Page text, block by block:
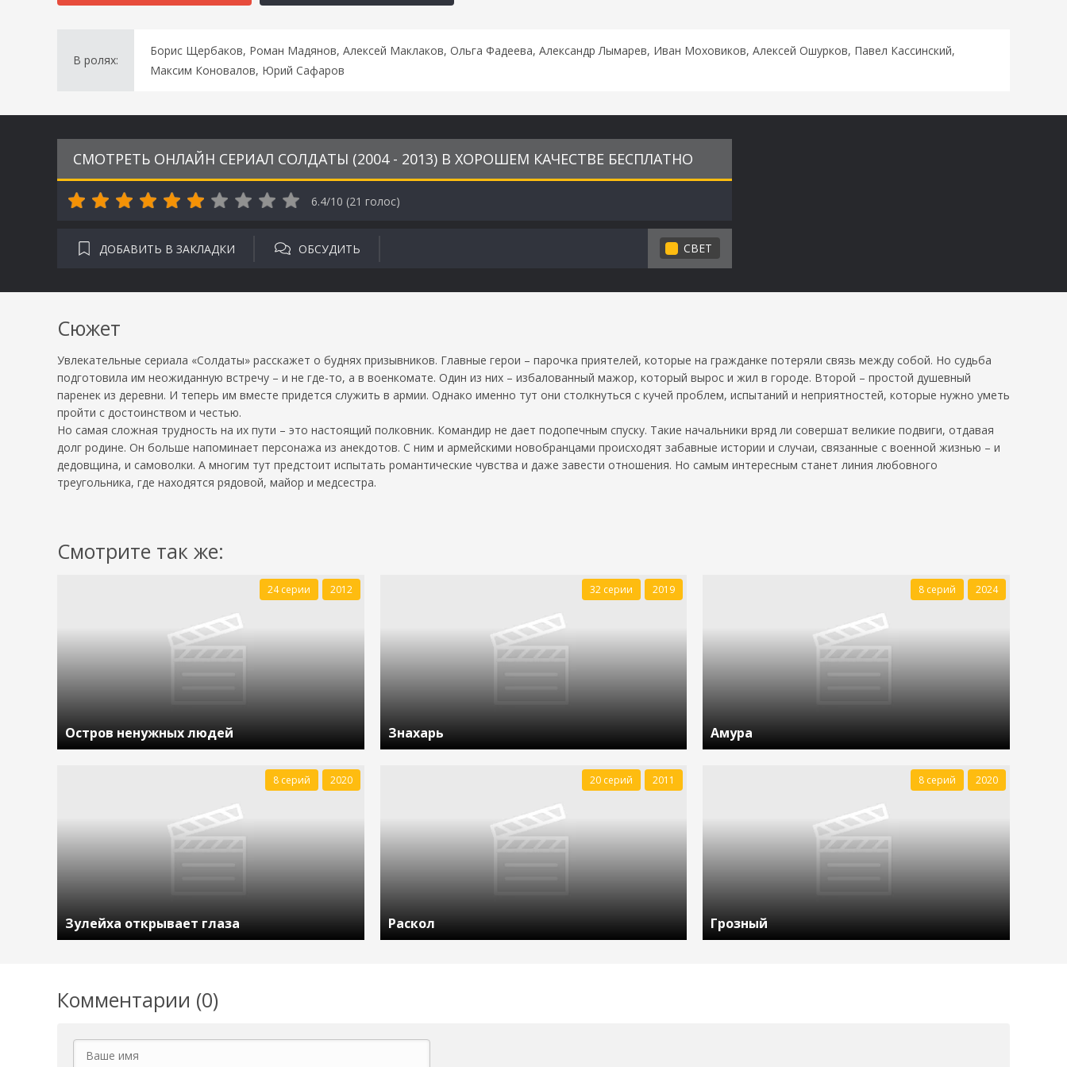
В ролях:
Борис Щербаков, Роман Мадянов, Алексей Маклаков, Ольга Фадеева, Александр Лымарев, Иван Моховиков, Алексей Ошурков, Павел Кассинский,
Максим Коновалов, Юрий Сафаров
СМОТРЕТЬ ОНЛАЙН СЕРИАЛ СОЛДАТЫ (2004 - 2013) В ХОРОШЕМ КАЧЕСТВЕ БЕСПЛАТНО
6.4/10 (21 голос)
ДОБАВИТЬ В ЗАКЛАДКИ ОБСУДИТЬ СВЕТ
Сюжет
Увлекательные сериала «Солдаты» расскажет о буднях призывников. Главные герои – парочка приятелей, которые на гражданке потеряли связь между собой. Но судьба
подготовила им неожиданную встречу – и не где-то, а в военкомате. Один из них – избалованный мажор, который вырос и жил в городе. Второй – простой душевный
паренек из деревни. И теперь им вместе придется служить в армии. Однако именно тут они столкнуться с кучей проблем, испытаний и неприятностей, которые нужно уметь
пройти с достоинством и честью.
Но самая сложная трудность на их пути – это настоящий полковник. Командир не дает подопечным спуску. Такие начальники вряд ли совершат великие подвиги, отдавая
долг родине. Он больше напоминает персонажа из анекдотов. С ним и армейскими новобранцами происходят забавные истории и случаи, связанные с военной жизнью – и
дедовщина, и самоволки. А многим тут предстоит испытать романтические чувства и даже завести отношения. Но самым интересным станет линия любовного
треугольника, где находятся рядовой, майор и медсестра.
Смотрите так же:
Остров ненужных людей
24 серии 2012
Знахарь
32 серии 2019
Амура
8 серий 2024
Зулейха открывает глаза
8 серий 2020
Раскол
20 серий 2011
Грозный
8 серий 2020
Комментарии (0)